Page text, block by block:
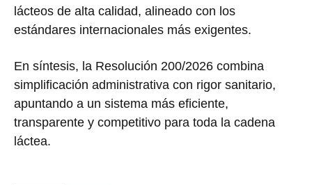
lácteos de alta calidad, alineado con los
estándares internacionales más exigentes.
En síntesis, la Resolución 200/2026 combina
simplificación administrativa con rigor sanitario,
apuntando a un sistema más eficiente,
transparente y competitivo para toda la cadena
láctea.